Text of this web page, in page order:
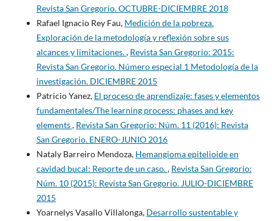
Revista San Gregorio. OCTUBRE-DICIEMBRE 2018
Rafael Ignacio Rey Fau, Medición de la pobreza.
Exploración de la metodología y reflexión sobre sus
alcances y limitaciones., Revista San Gregorio: 2015:
Revista San Gregorio. Número especial 1 Metodología de la
investigación. DICIEMBRE 2015
Patricio Yanez, El proceso de aprendizaje: fases y elementos
fundamentales/The learning process: phases and key
elements, Revista San Gregorio: Núm. 11 (2016): Revista
San Gregorio. ENERO-JUNIO 2016
Nataly Barreiro Mendoza, Hemangioma epitelioide en
cavidad bucal: Reporte de un caso., Revista San Gregorio:
Núm. 10 (2015): Revista San Gregorio. JULIO-DICIEMBRE
2015
Yoarnelys Vasallo Villalonga, Desarrollo sustentable y